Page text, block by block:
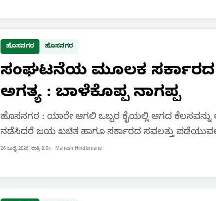
ಹೊಸನಗರ ಹೊಸನಗರ
ಸಂಘಟನೆಯ ಮೂಲಕ
ಅಗತ್ಯ : ಬಾಳೆಕೊಪ್ಪ ನಾಗಪ್ಪ
ಹೊಸನಗರ : ಯಾರೇ ಆಗಲಿ ಒಬ್ಬರ ಕೈಯಲ್ಲಿ ಆಗದ
ನಡೆಸಿದರೆ ಜಯ ಖಚಿತ ಹಾಗೂ ಸರ್ಕಾರದ ಸವಲತ್ತು
26 ಜುಲೈ 2026, ರಾತ್ರಿ 8:54· Mahesh Hindlemane